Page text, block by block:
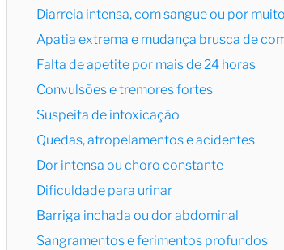
Diarreia intensa, com sangue ou por
Apatia extrema e mudança brusca de
Falta de apetite por mais de 24 horas
Convulsões e tremores fortes
Suspeita de intoxicação
Quedas, atropelamentos e acidentes
Dor intensa ou choro constante
Dificuldade para urinar
Barriga inchada ou dor abdominal
Sangramentos e ferimentos profundos